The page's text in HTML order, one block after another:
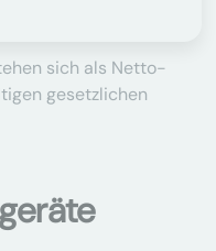
sich als Netto-
gesetzlichen